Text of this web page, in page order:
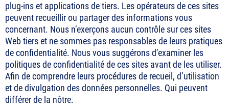
plug-ins et applications de tiers. Les opérateurs de ces sites
peuvent recueillir ou partager des informations vous
concernant. Nous n’exerçons aucun contrôle sur ces sites
Web tiers et ne sommes pas responsables de leurs pratiques
de confidentialité. Nous vous suggérons d’examiner les
politiques de confidentialité de ces sites avant de les utiliser.
Afin de comprendre leurs procédures de recueil, d’utilisation
et de divulgation des données personnelles. Qui peuvent
différer de la nôtre.